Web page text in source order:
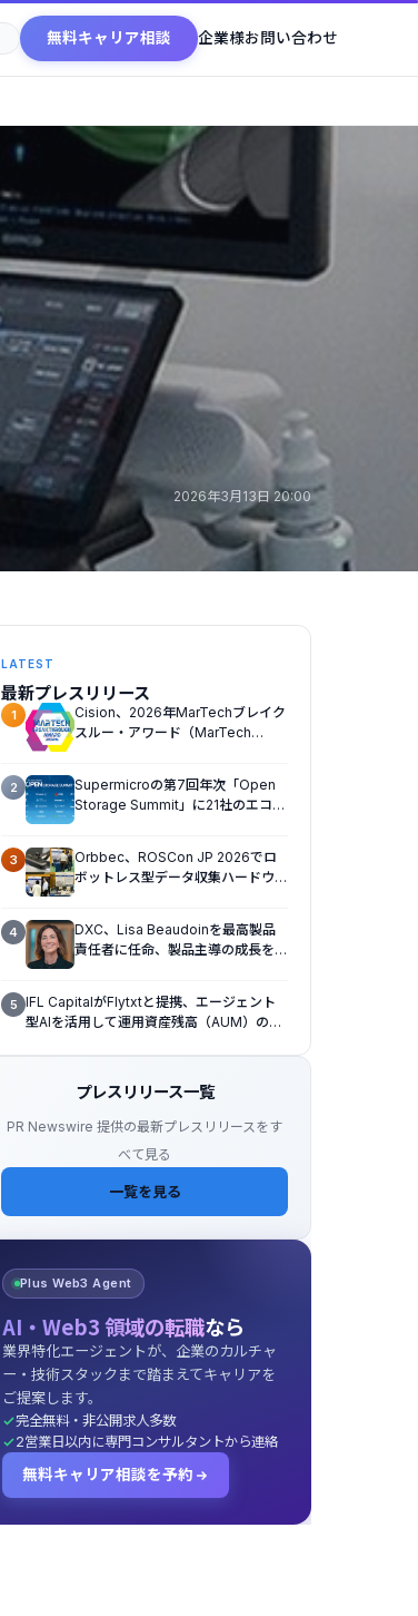
無料キャリア相談 企業様お問い合わせ
2026年3月13日 20:00
LATEST
最新プレスリリース
1
Cision、2026年MarTechブレイク
スルー・アワード（MarTech
信、AEOの3部門を受賞
2
Supermicroの第7回年次「Open
Storage Summit」に21社のエコシ
する実践的なガイダンスを共有
3
Orbbec、ROSCon JP 2026でロ
ボットレス型データ収集ハードウェ
4
DXC、Lisa Beaudoinを最高製品
責任者に任命、製品主導の成長を加
5 IFL CapitalがFlytxtと提携、エージェント
型AIを活用して運用資産残高（AUM）の持
プレスリリース一覧
PR Newswire 提供の最新プレスリリースをす
べて見る
一覧を見る
Plus Web3 Agent
AI・Web3 領域の転職なら
業界特化エージェントが、企業のカルチャ
ー・技術スタックまで踏まえてキャリアを
ご提案します。
完全無料・非公開求人多数
2営業日以内に専門コンサルタントから連絡
無料キャリア相談を予約